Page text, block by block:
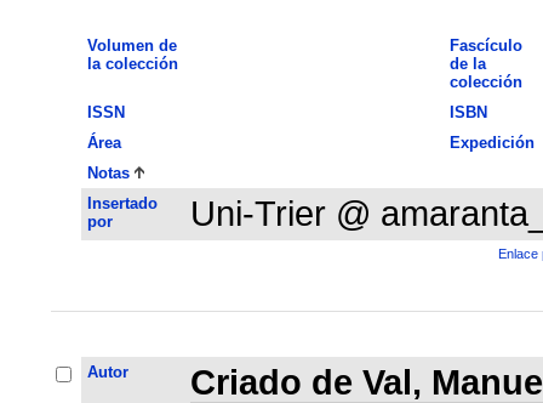
Volumen de
la colección
Fascículo
de la
colección
ISSN
ISBN
Área
Expedición
Notas
Insertado
por
Uni-Trier @
Enlace
Autor Criado de Val,